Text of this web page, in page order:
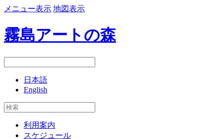
メニュー表示 地図表示
霧島アートの森
日本語
English
利用案内
スケジュール